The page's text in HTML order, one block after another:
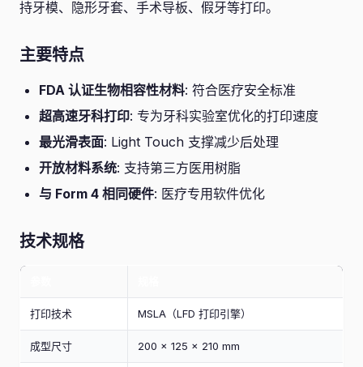
持牙模、隐形牙套、手术导板、假牙等打印。
主要特点
FDA 认证生物相容性材料: 符合医疗安全标准
超高速牙科打印: 专为牙科实验室优化的打印速度
最光滑表面: Light Touch 支撑减少后处理
开放材料系统: 支持第三方医用树脂
与 Form 4 相同硬件: 医疗专用软件优化
技术规格
打印技术 MSLA（LFD 打印引擎）
成型尺寸 200 × 125 × 210 mm